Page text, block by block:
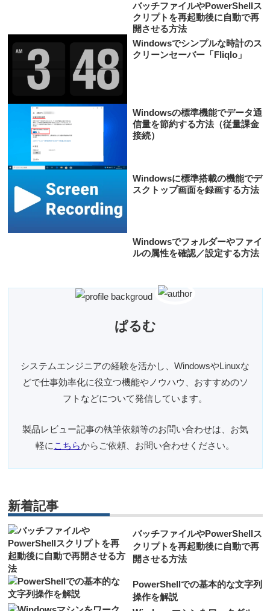
バッチファイルやPowerShellス
クリプトを再起動後に自動で再
開させる方法
Windowsでシンプルな時計のス
クリーンセーバー「Fliqlo」
Windowsの標準機能でデータ通
信量を節約する方法（従量課金
接続）
Windowsに標準搭載の機能でデ
スクトップ画面を録画する方法
Windowsでフォルダーやファイ
ルの属性を確認／設定する方法
ぱるむ
システムエンジニアの経験を活かし、WindowsやLinuxな
どで仕事効率化に役立つ機能やノウハウ、おすすめのソ
フトなどについて発信しています。
製品レビュー記事の執筆依頼等のお問い合わせは、お気
軽に こちらからご依頼、お問い合わせください。
新着記事
バッチファイルやPowerShellス
クリプトを再起動後に自動で再
開させる方法
PowerShellでの基本的な文字列
操作を解説